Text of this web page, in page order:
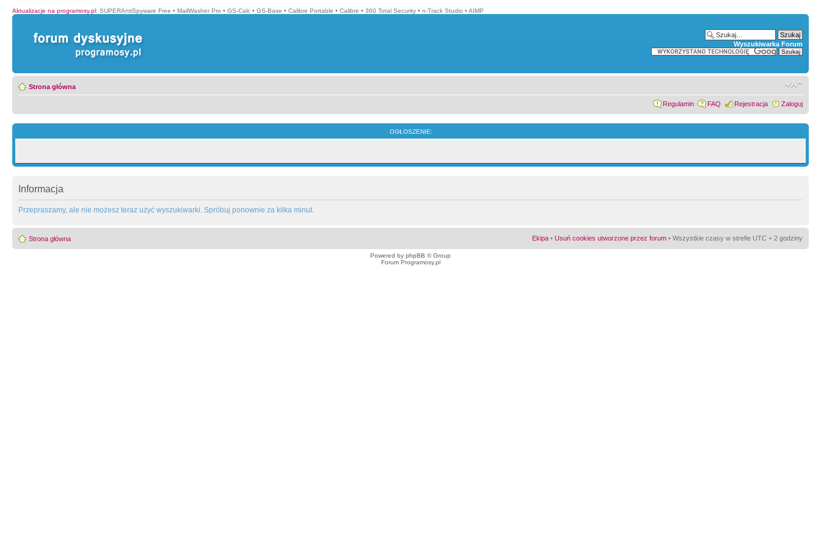
Aktualizacje na programosy.pl: SUPERAntiSpyware Free • MailWasher Pro • GS-Calc • GS-Base • Calibre Portable • Calibre • 360 Total Security • n-Track Studio • AIMP
Wyszukiwarka Forum
Strona główna
Regulamin FAQ Rejestracja Zaloguj
OGŁOSZENIE:
Informacja
Przepraszamy, ale nie możesz teraz użyć wyszukiwarki. Spróbuj ponownie za kilka minut.
Strona główna Ekipa • Usuń cookies utworzone przez forum • Wszystkie czasy w strefie UTC + 2 godziny
Powered by phpBB © Group
Forum Programosy.pl